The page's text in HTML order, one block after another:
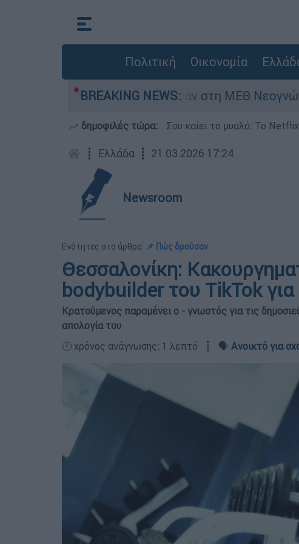
Πολιτική Οικονομία
BREAKING NEWS:
8 ημερών - Νοσηλευόταν στη ΜΕΘ Νεογνών
δημοφιλές τώρα: Σου καίει το μυαλό: Το
┋ Ελλάδα ┋ 21.03.2026 17:24
Newsroom
Ενότητες στο άρθρο: 📌 Πώς δρούσαν
Θεσσαλονίκη:
bodybuilder του TikTok
Κρατούμενος παραμένει ο - γνωστός για τις
απολογία του
🕛 χρόνος ανάγνωσης: 1 λεπτό ┋ 🗣️ Ανοικτό για